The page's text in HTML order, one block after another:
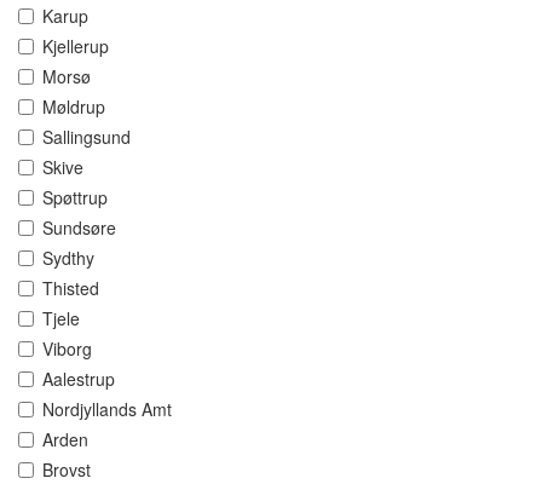
Karup
Kjellerup
Morsø
Møldrup
Sallingsund
Skive
Spøttrup
Sundsøre
Sydthy
Thisted
Tjele
Viborg
Aalestrup
Nordjyllands Amt
Arden
Brovst